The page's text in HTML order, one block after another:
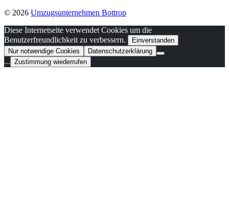
© 2026 Umzugsunternehmen Bottrop
Diese Internetseite verwendet Cookies um die
Benutzerfreundlichkeit zu verbessern.
Einverstanden
Nur notwendige Cookies
Datenschutzerklärung
... Zustimmung wiederrufen